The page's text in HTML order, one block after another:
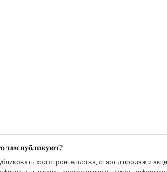
там публикуют?
ход строительства, старты продаж и